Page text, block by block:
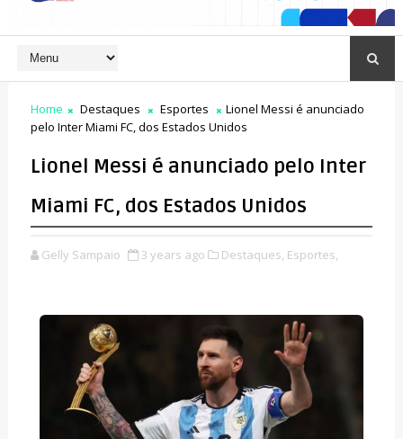
Home Destaques Esportes
Lionel Messi é anunciado
pelo Inter Miami FC, dos Estados Unidos
Lionel Messi é anunciado pelo Inter
Miami FC, dos Estados Unidos
Gelly Sampaio 3 years ago Destaques, Esportes,